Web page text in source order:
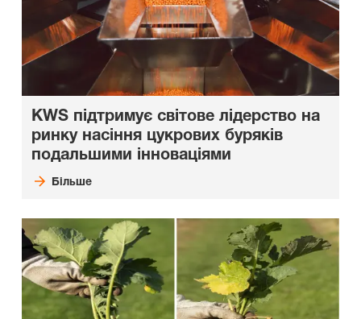
KWS підтримує світове лідерство на
ринку насіння цукрових буряків
подальшими інноваціями
Більше